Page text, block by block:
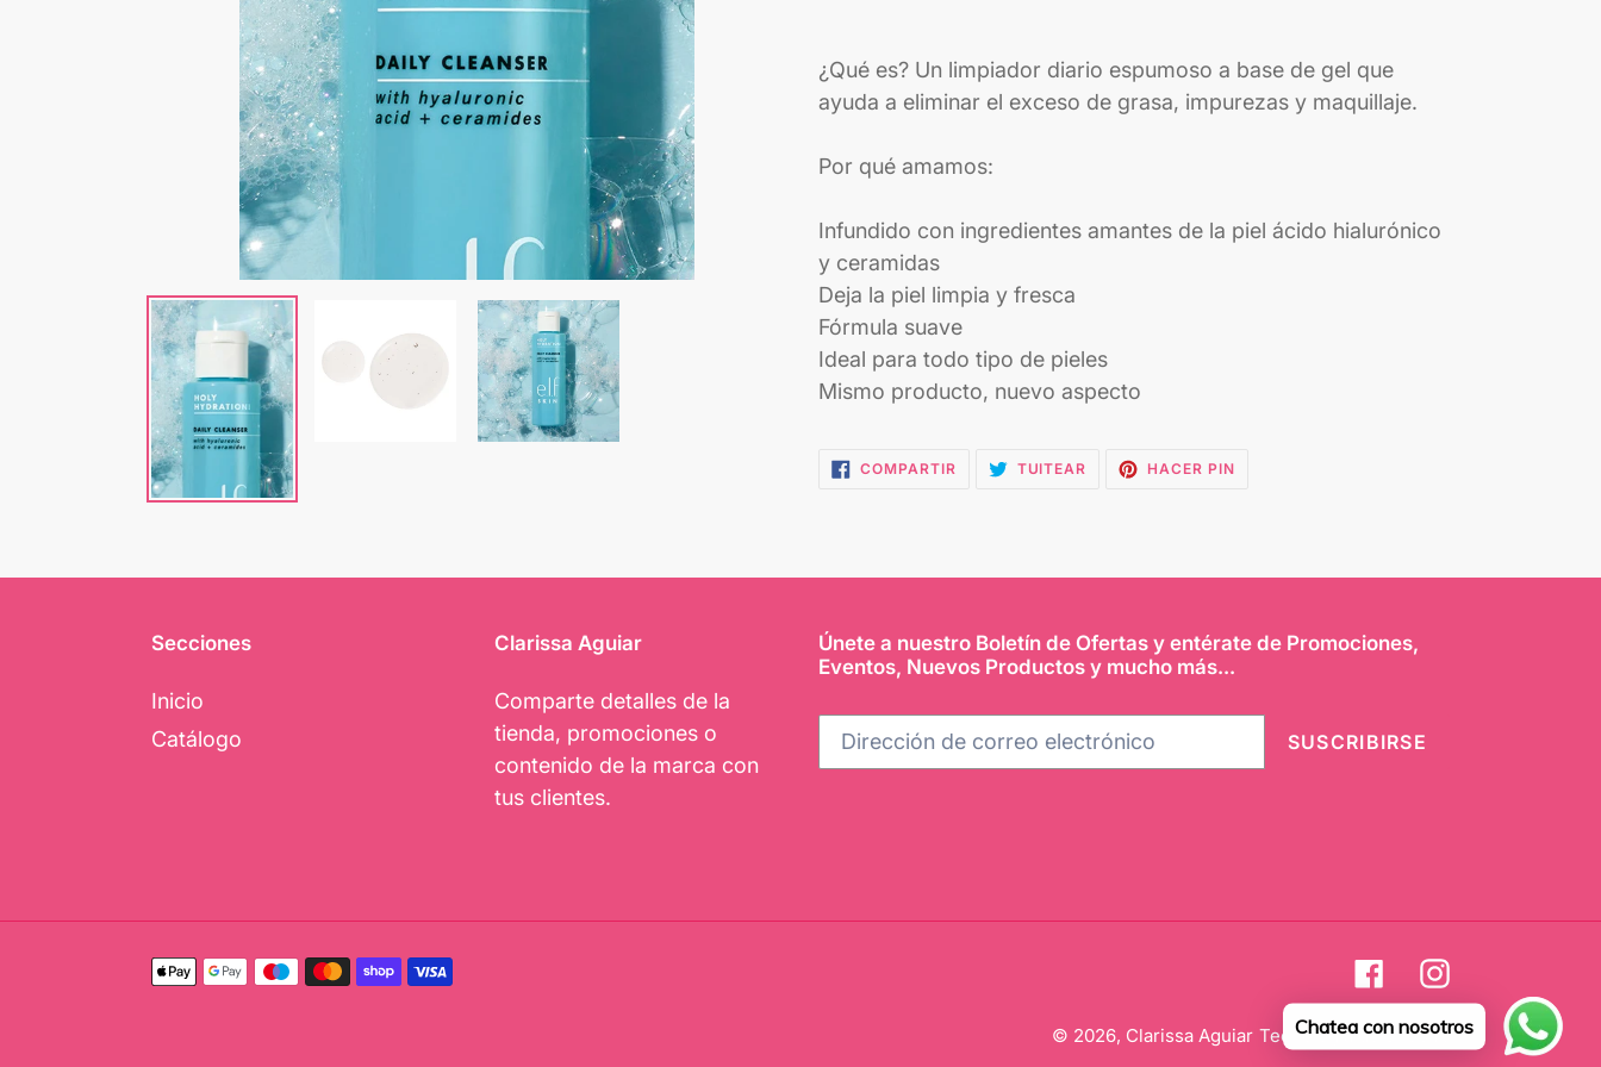
el
producto
tu
¿Qué es? Un limpiador diario espumoso a base de gel que
ayuda a eliminar el exceso de grasa, impurezas y maquillaje.
Por qué amamos:
Infundido con ingredientes amantes de la piel ácido hialurónico
y ceramidas
Deja la piel limpia y fresca
Fórmula suave
Ideal para todo tipo de pieles
Mismo producto, nuevo aspecto
COMPARTIRCOMPARTIR
EN
TUITEAR TUITEARHACER PINPINEAR
EN
Secciones
Inicio
Catálogo
Clarissa Aguiar
Comparte detalles de la
tienda, promociones o
contenido de la marca con
tus clientes.
Únete a nuestro Boletín de Ofertas y entérate de Promociones,
Eventos, Nuevos Productos y mucho más...
SUSCRIBIRSE
Métodos
FacebookInstagram
© 2026, Clarissa Aguiar Tecnología de Shopify
Chatea con nosotros